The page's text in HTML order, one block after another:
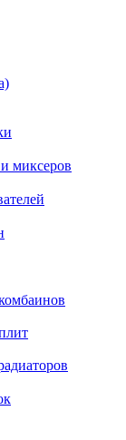
миксеров